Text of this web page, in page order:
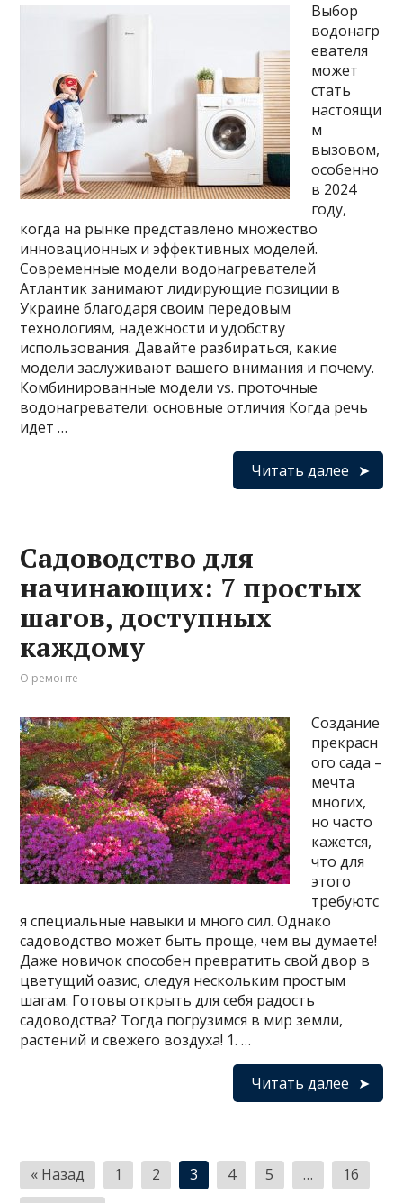
Выбор
водонагр
евателя
может
стать
настоящи
м
вызовом,
особенно
в 2024
году,
когда на рынке представлено множество
инновационных и эффективных моделей.
Современные модели водонагревателей
Атлантик занимают лидирующие позиции в
Украине благодаря своим передовым
технологиям, надежности и удобству
использования. Давайте разбираться, какие
модели заслуживают вашего внимания и почему.
Комбинированные модели vs. проточные
водонагреватели: основные отличия Когда речь
идет …
Читать далее
Садоводство для
начинающих: 7 простых
шагов, доступных
каждому
О ремонте
Создание
прекрасн
ого сада –
мечта
многих,
но часто
кажется,
что для
этого
требуютс
я специальные навыки и много сил. Однако
садоводство может быть проще, чем вы думаете!
Даже новичок способен превратить свой двор в
цветущий оазис, следуя нескольким простым
шагам. Готовы открыть для себя радость
садоводства? Тогда погрузимся в мир земли,
растений и свежего воздуха! 1. …
Читать далее
Навигация
« Назад 1 2 3 4 5 …
16